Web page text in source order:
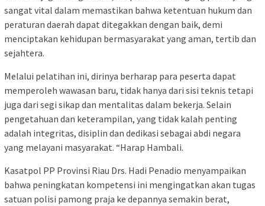
sangat vital dalam memastikan bahwa ketentuan hukum dan
peraturan daerah dapat ditegakkan dengan baik, demi
menciptakan kehidupan bermasyarakat yang aman, tertib dan
sejahtera.
Melalui pelatihan ini, dirinya berharap para peserta dapat
memperoleh wawasan baru, tidak hanya dari sisi teknis tetapi
juga dari segi sikap dan mentalitas dalam bekerja. Selain
pengetahuan dan keterampilan, yang tidak kalah penting
adalah integritas, disiplin dan dedikasi sebagai abdi negara
yang melayani masyarakat. “Harap Hambali.
Kasatpol PP Provinsi Riau Drs. Hadi Penadio menyampaikan
bahwa peningkatan kompetensi ini mengingatkan akan tugas
satuan polisi pamong praja ke depannya semakin berat,